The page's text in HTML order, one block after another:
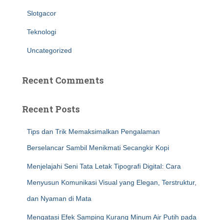
Slotgacor
Teknologi
Uncategorized
Recent Comments
Recent Posts
Tips dan Trik Memaksimalkan Pengalaman
Berselancar Sambil Menikmati Secangkir Kopi
Menjelajahi Seni Tata Letak Tipografi Digital: Cara
Menyusun Komunikasi Visual yang Elegan, Terstruktur,
dan Nyaman di Mata
Mengatasi Efek Samping Kurang Minum Air Putih pada